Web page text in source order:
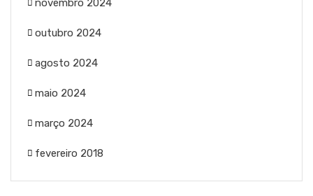
novembro 2024
outubro 2024
agosto 2024
maio 2024
março 2024
fevereiro 2018